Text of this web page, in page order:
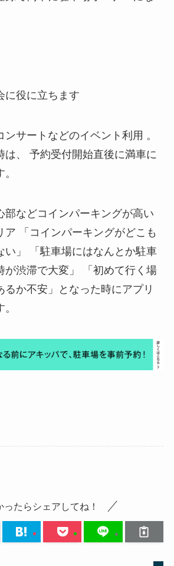
役に立ちます
サートなどのイベント利用 。
は、 予約受付開始直後に満車に
部などコインパーキングが高い
ア 「コインパーキングがどこも
い」 「駐車場にはなんとか駐車
が渋滞で大変」 「初めて行く場
るか不安」となった時にアプリ
ったらシェアしてね！